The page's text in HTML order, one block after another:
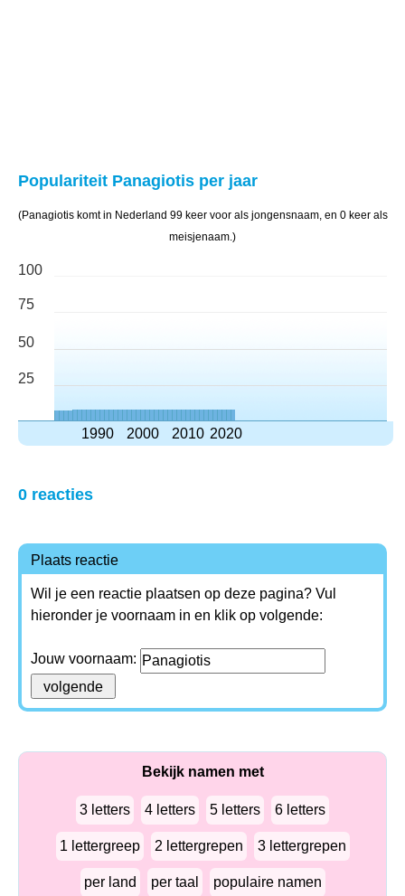
Populariteit Panagiotis per jaar
(Panagiotis komt in Nederland 99 keer voor als jongensnaam, en 0 keer als
meisjenaam.)
100
75
50
25
1990 2000 2010 2020
0 reacties
Plaats reactie
Wil je een reactie plaatsen op deze pagina? Vul
hieronder je voornaam in en klik op volgende:
Jouw voornaam:
Bekijk namen met
3 letters 4 letters 5 letters 6 letters
1 lettergreep 2 lettergrepen 3 lettergrepen
per land per taal populaire namen